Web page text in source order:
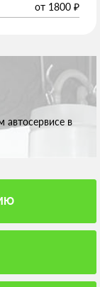
от 1800 ₽
в